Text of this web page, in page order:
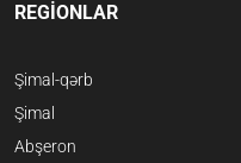
REGİONLAR
Şimal-qərb
Şimal
Abşeron